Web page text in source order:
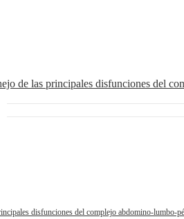
de las principales disfunciones del
disfunciones del complejo abdomino-lumbo-